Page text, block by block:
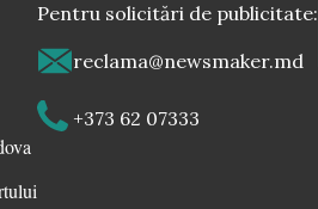
Pentru solicitări de publicitate:
reclama@newsmaker.md
+373 62 07333